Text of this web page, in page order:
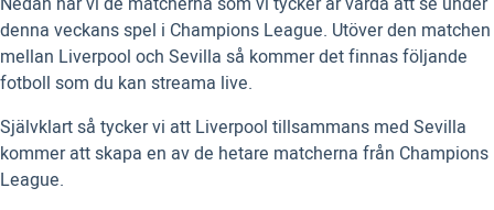
denna veckans spel i Champions League. Utöver den matchen
mellan Liverpool och Sevilla så kommer det finnas följande
fotboll som du kan streama live.
Självklart så tycker vi att Liverpool tillsammans med Sevilla
kommer att skapa en av de hetare matcherna från Champions
League.